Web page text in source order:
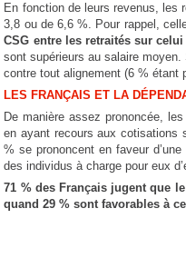
En fonction de leurs revenus, les
3,8 ou de 6,6 %. Pour rappel,
CSG entre les retraités sur
sont supérieurs au salaire
contre tout alignement (6 % étant
LES FRANÇAIS ET LA
De manière assez prononcée,
en ayant recours aux cotisations
% se prononcent en faveur
des individus à charge pour eux
71 % des Français jugent que
quand 29 % sont favorables à